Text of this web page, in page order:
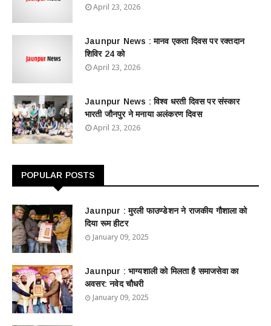
April 23, 2026
Jaunpur News : ​मानव एकता दिवस पर रक्तदान
शिविर 24 को
April 23, 2026
Jaunpur News : विश्व धरती दिवस पर संस्कार
भारती जौनपुर ने मनाया अलंकरण दिवस
April 23, 2026
POPULAR POSTS
Jaunpur : ​मुरली फाउण्डेशन ने राजकीय गौशाला को
दिया रूम हीटर
January 09, 2025
Jaunpur : ​भाग्यशाली को मिलता है समाजसेवा का
अवसर: नवेद चौधरी
January 09, 2025